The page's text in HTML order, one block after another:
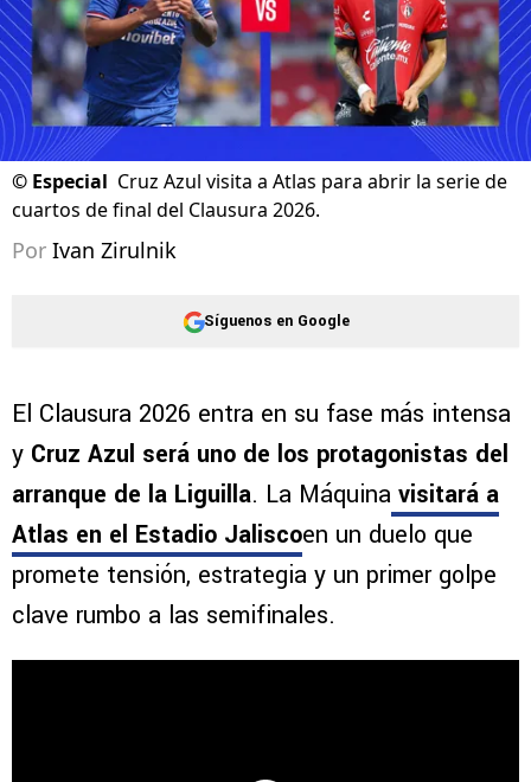
© Especial Cruz Azul visita a Atlas para abrir la serie de
cuartos de final del Clausura 2026.
Por Ivan Zirulnik
Síguenos en Google
El Clausura 2026 entra en su fase más intensa
y Cruz Azul será uno de los protagonistas del
arranque de la Liguilla. La Máquina visitará a
Atlas en el Estadio Jaliscoen un duelo que
promete tensión, estrategia y un primer golpe
clave rumbo a las semifinales.